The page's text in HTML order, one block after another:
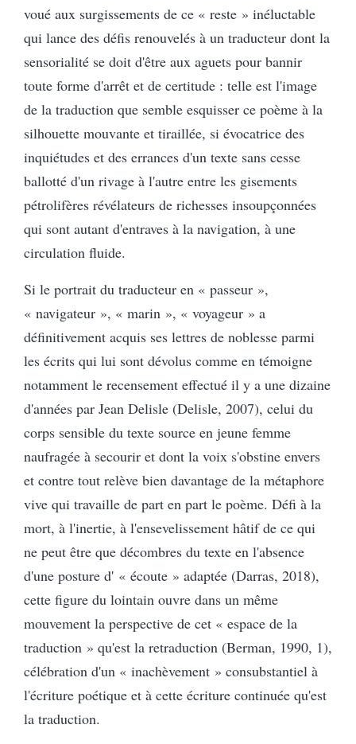
voué aux surgissements de ce « reste » inéluctable
qui lance des défis renouvelés à un traducteur dont la
sensorialité se doit d'être aux aguets pour bannir
toute forme d'arrêt et de certitude : telle est l'image
de la traduction que semble esquisser ce poème à la
silhouette mouvante et tiraillée, si évocatrice des
inquiétudes et des errances d'un texte sans cesse
ballotté d'un rivage à l'autre entre les gisements
pétrolifères révélateurs de richesses insoupçonnées
qui sont autant d'entraves à la navigation, à une
circulation fluide.
Si le portrait du traducteur en « passeur »,
« navigateur », « marin », « voyageur » a
définitivement acquis ses lettres de noblesse parmi
les écrits qui lui sont dévolus comme en témoigne
notamment le recensement effectué il y a une dizaine
d'années par Jean Delisle (Delisle, 2007), celui du
corps sensible du texte source en jeune femme
naufragée à secourir et dont la voix s'obstine envers
et contre tout relève bien davantage de la métaphore
vive qui travaille de part en part le poème. Défi à la
mort, à l'inertie, à l'ensevelissement hâtif de ce qui
ne peut être que décombres du texte en l'absence
d'une posture d' « écoute » adaptée (Darras, 2018),
cette figure du lointain ouvre dans un même
mouvement la perspective de cet « espace de la
traduction » qu'est la retraduction (Berman, 1990, 1),
célébration d'un « inachèvement » consubstantiel à
l'écriture poétique et à cette écriture continuée qu'est
la traduction.